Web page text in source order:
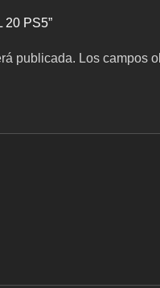
20 PS5”
publicada. Los campos